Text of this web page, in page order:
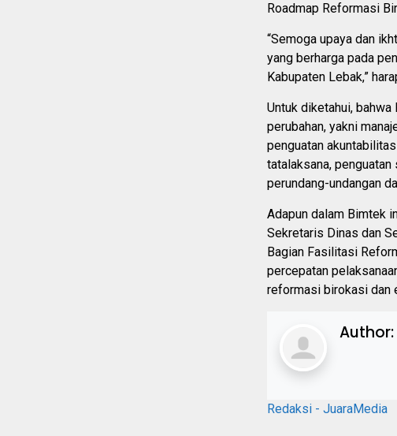
Roadmap Reformasi
“Semoga upaya dan
yang berharga pada
Kabupaten Lebak,”
Untuk diketahui,
perubahan, yakni
penguatan
tatalaksana,
perundang-undangan
Adapun dalam Bimtek
Sekretaris Dinas dan
Bagian Fasilitasi
percepatan
reformasi birokasi dan
Author:
Redaksi - JuaraMedia